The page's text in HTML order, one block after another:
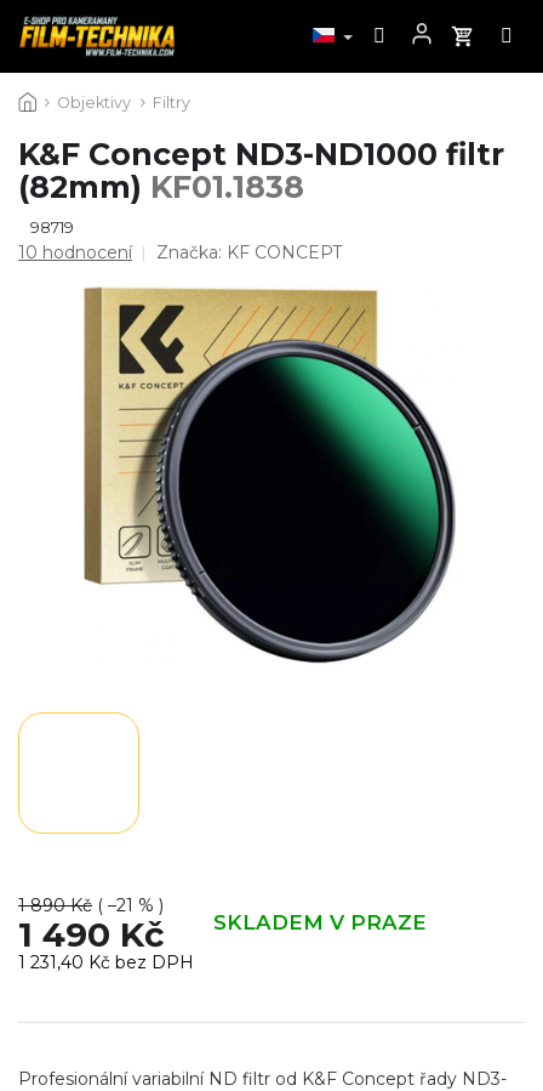
na
Objektivy Filtry
K&F Concept ND3-ND1000 filtr
(82mm) KF01.1838
98719
Průměrné
10 hodnocení Značka: KF CONCEPT
1 890 Kč ( –21 % )
1 490 Kč SKLADEM V PRAZE
1 231,40 Kč bez DPH
cena:
Profesionální variabilní ND filtr od K&F Concept řady ND3-